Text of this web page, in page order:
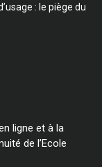
: le piège du
ligne et à la
de l’Ecole